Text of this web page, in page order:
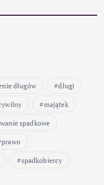
długów
długi
majątek
spadkowe
prawo
spadkobiercy